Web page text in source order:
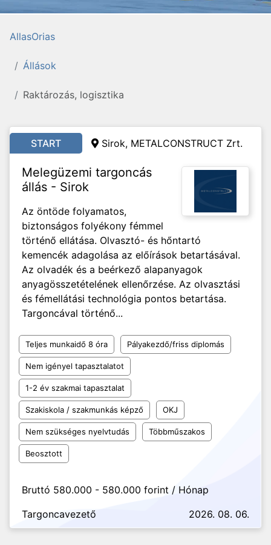
AllasOrias
Állások
Raktározás, logisztika
START Sirok, METALCONSTRUCT Zrt.
Melegüzemi targoncás
állás - Sirok
Az öntöde folyamatos,
biztonságos folyékony fémmel
történő ellátása. Olvasztó- és hőntartó
kemencék adagolása az előírások betartásával.
Az olvadék és a beérkező alapanyagok
anyagösszetételének ellenőrzése. Az olvasztási
és fémellátási technológia pontos betartása.
Targoncával történő...
Teljes munkaidő 8 óra Pályakezdő/friss diplomás
Nem igényel tapasztalatot
1-2 év szakmai tapasztalat
Szakiskola / szakmunkás képző OKJ
Nem szükséges nyelvtudás Többműszakos
Beosztott
Bruttó 580.000 - 580.000 forint / Hónap
Targoncavezető
2026. 08. 06.